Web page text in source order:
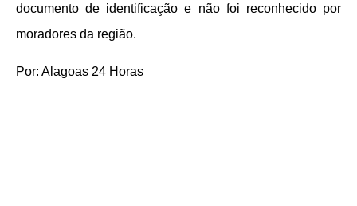
documento de identificação e não foi reconhecido por
moradores da região.
Por: Alagoas 24 Horas